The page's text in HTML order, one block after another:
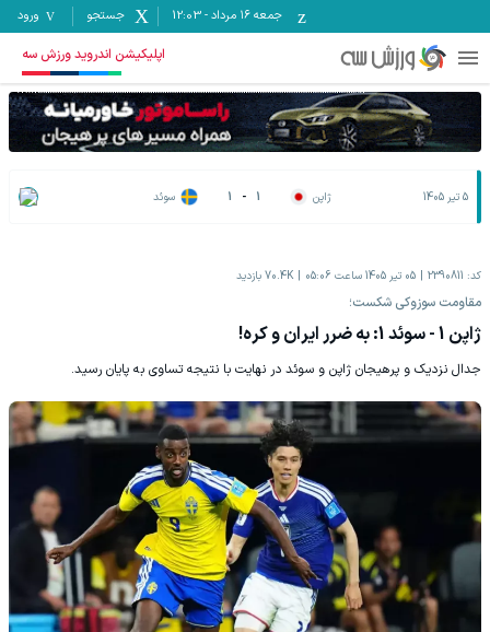
جمعه ۱۶ مرداد -
12:03 جستجو ورود
اپلیکیشن اندروید ورزش سه
5 تیر 1405 ژاپن 1
-
1 سوئد
کد: 2390811 05 تیر 1405 ساعت 05:06 70.4K بازدید
مقاومت سوزوکی شکست؛
ژاپن 1 - سوئد 1: به ضرر ایران و کره!
جدال نزدیک و پرهیجان ژاپن و سوئد در نهایت با نتیجه تساوی به پایان رسید.